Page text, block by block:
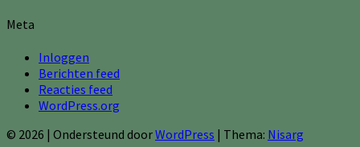
Meta
Inloggen
Berichten feed
Reacties feed
WordPress.org
© 2026 | Ondersteund doorWordPress | Thema: Nisarg